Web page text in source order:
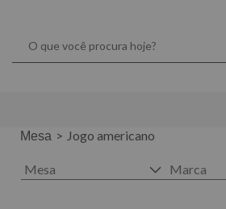
Mesa
Jogo americano
Mesa Marca